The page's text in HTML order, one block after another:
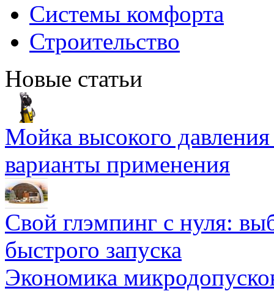
Системы комфорта
Строительство
Новые статьи
Мойка высокого
варианты применения
Свой глэмпинг с нуля:
быстрого запуска
Экономика